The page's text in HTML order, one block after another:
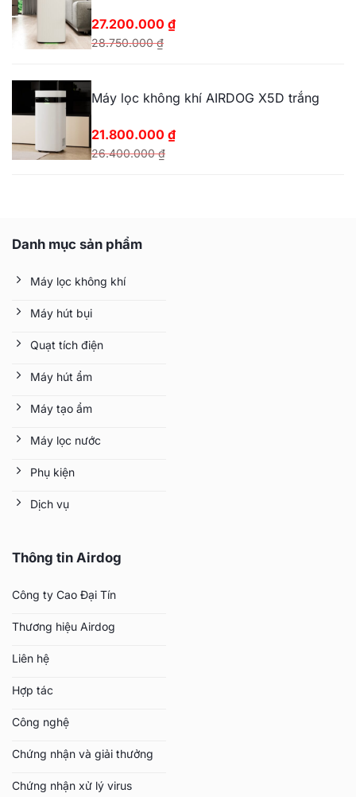
10.500.000 ₫.
là:
8.500.000 ₫.
28.750.000₫
gốc
là:
28.750.000 ₫.
27.200.000 ₫
hiện
tại
là:
27.200.000 ₫.
Máy lọc không khí AIRDOG X5D trắng
26.400.000₫
21.800.000 ₫
21.800.000 ₫.
Danh mục sản phẩm
Máy lọc không khí
Máy hút bụi
Quạt tích điện
Máy hút ẩm
Máy tạo ẩm
Máy lọc nước
Phụ kiện
Dịch vụ
Thông tin Airdog
Công ty Cao Đại Tín
Thương hiệu Airdog
Liên hệ
Hợp tác
Công nghệ
Chứng nhận và giải thưởng
Chứng nhận xử lý virus